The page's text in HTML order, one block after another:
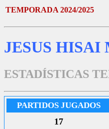
TEMPORADA 2024/2025
JESUS
ESTADÍSTICAS
PARTIDOS JUGADOS
17